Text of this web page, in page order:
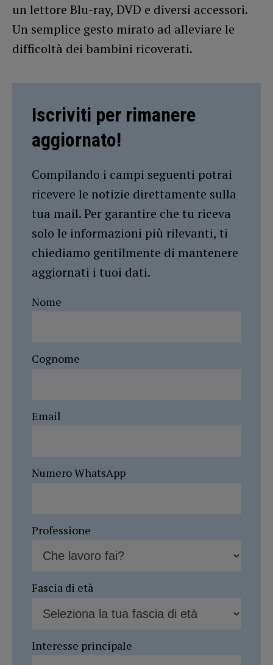
un lettore Blu-ray, DVD e diversi accessori.
Un semplice gesto mirato ad alleviare le
difficoltà dei bambini ricoverati.
Iscriviti per rimanere
aggiornato!
Compilando i campi seguenti potrai
ricevere le notizie direttamente sulla
tua mail. Per garantire che tu riceva
solo le informazioni più rilevanti, ti
chiediamo gentilmente di mantenere
aggiornati i tuoi dati.
Nome
Cognome
Email
Numero WhatsApp
Professione
Fascia di età
Interesse principale